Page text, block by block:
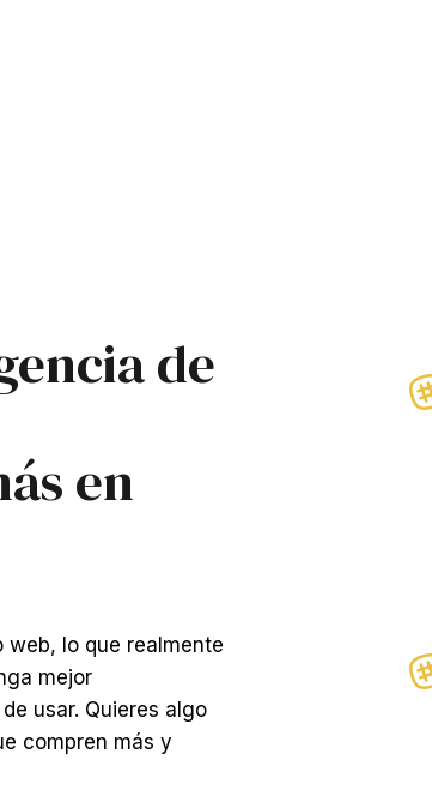
de
en
web, lo que realmente
mejor
usar. Quieres algo
compren más y